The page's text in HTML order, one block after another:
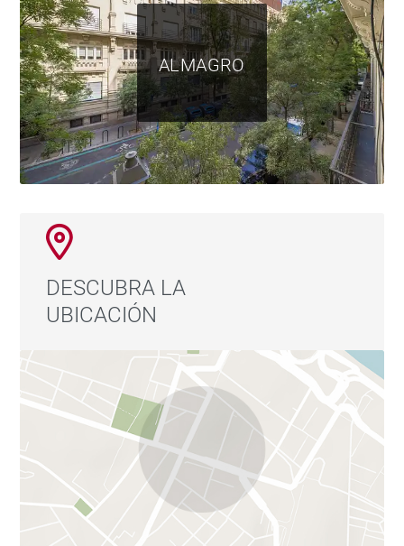
ALMAGRO
DESCUBRA LA
UBICACIÓN